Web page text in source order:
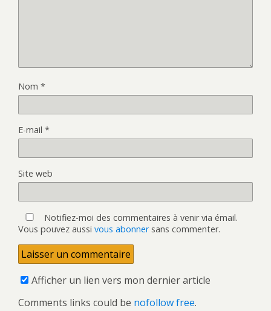
Nom *
E-mail *
Site web
Notifiez-moi des commentaires à venir via émail.
Vous pouvez aussi vous abonnersans commenter.
Afficher un lien vers mon dernier article
Comments links could be nofollow free.